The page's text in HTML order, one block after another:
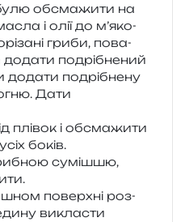
обсма­жи­ти на
і олії до м’я­ко­
гриби, пова­
дода­ти подрі­бне­ний
дода­ти подрі­бне­ну
Дати
плі­вок і обсма­жи­ти
боків.
суміш­шю,
поверх­ні роз­
викла­сти